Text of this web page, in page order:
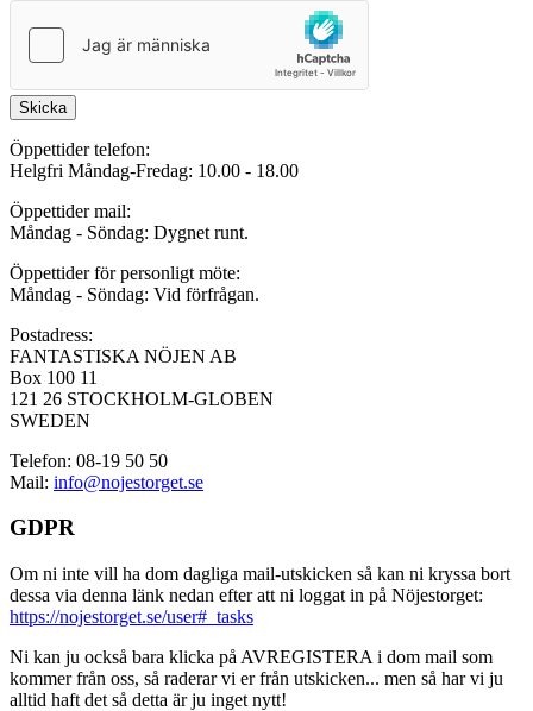
Skicka
Öppettider telefon:
Helgfri Måndag-Fredag: 10.00 - 18.00
Öppettider mail:
Måndag - Söndag: Dygnet runt.
Öppettider för personligt möte:
Måndag - Söndag: Vid förfrågan.
Postadress:
FANTASTISKA NÖJEN AB
Box 100 11
121 26 STOCKHOLM-GLOBEN
SWEDEN
Telefon: 08-19 50 50
Mail: info@nojestorget.se
GDPR
Om ni inte vill ha dom dagliga mail-utskicken så kan ni kryssa bort
dessa via denna länk nedan efter att ni loggat in på Nöjestorget:
https://nojestorget.se/user#_tasks
Ni kan ju också bara klicka på AVREGISTERA i dom mail som
kommer från oss, så raderar vi er från utskicken... men så har vi ju
alltid haft det så detta är ju inget nytt!